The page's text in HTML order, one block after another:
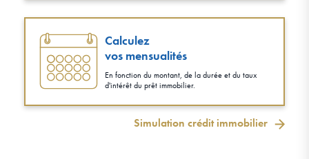
Calculez
vos mensualités
En fonction du montant, de la durée et du taux
d'intérêt du prêt immobilier.
Simulation crédit immobilier